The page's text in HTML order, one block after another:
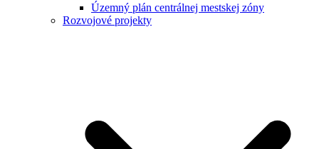
Územný plán centrálnej mestskej zóny
Rozvojové projekty